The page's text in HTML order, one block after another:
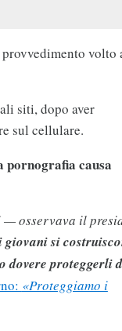
volto
siti, dopo aver
sul cellulare.
pornografia causa
— osservava il
giovani si
dovere proteggerli
«Proteggiamo i